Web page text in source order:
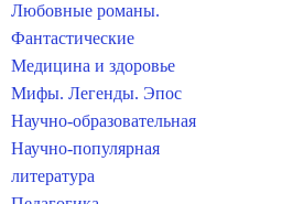
Любовные романы.
Фантастические
Медицина и здоровье
Мифы. Легенды. Эпос
Научно-образовательная
Научно-популярная
литература